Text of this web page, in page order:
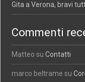
Gita a Verona, bravi
Commenti
Matteo suContatti
marco beltrame su